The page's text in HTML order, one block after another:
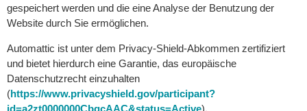
gespeichert werden und die eine Analyse der Benutzung der
Website durch Sie ermöglichen.
Automattic ist unter dem Privacy-Shield-Abkommen zertifiziert
und bietet hierdurch eine Garantie, das europäische
Datenschutzrecht einzuhalten
(https://www.privacyshield.gov/participant?
id=a2zt0000000CbqcAAC&status=Active).